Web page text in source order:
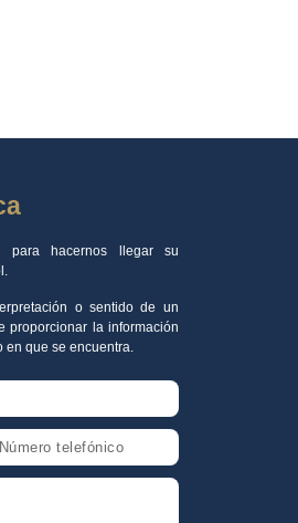
para hacernos llegar su
o sentido de un
proporcionar la información
que se encuentra.